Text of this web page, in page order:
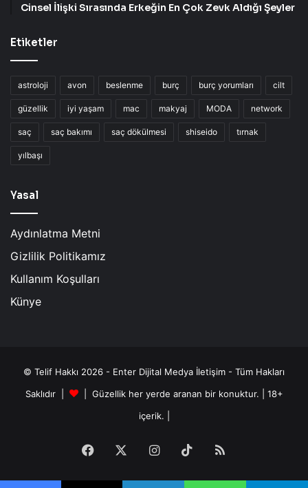
Cinsel İlişki Sırasında Erkeğin En Çok Zevk Aldığı Şeyler
Etiketler
astroloji avon beslenme burç burç yorumları cilt
güzellik iyi yaşam mac makyaj MODA network
saç saç bakımı saç dökülmesi shiseido tırnak
yılbaşı
Yasal
Aydınlatma Metni
Gizlilik Politikamız
Kullanım Koşulları
Künye
© Telif Hakkı 2026 - Enter Dijital Medya İletişim - Tüm Hakları
Saklıdır |
| Güzellik her yerde aranan bir konuktur. | 18+
içerik. |
Facebook Instagram
TikTokRSS